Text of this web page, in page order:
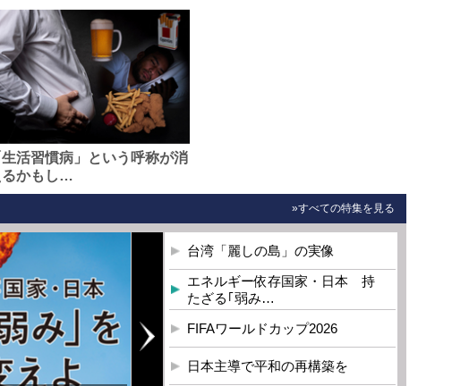
生活習慣病」という呼称が消
るかもし…
»すべての特集を見る
台湾「麗しの島」の実像
エネルギー依存国家・日本 持
たざる｢弱み…
FIFAワールドカップ2026
日本主導で平和の再構築を